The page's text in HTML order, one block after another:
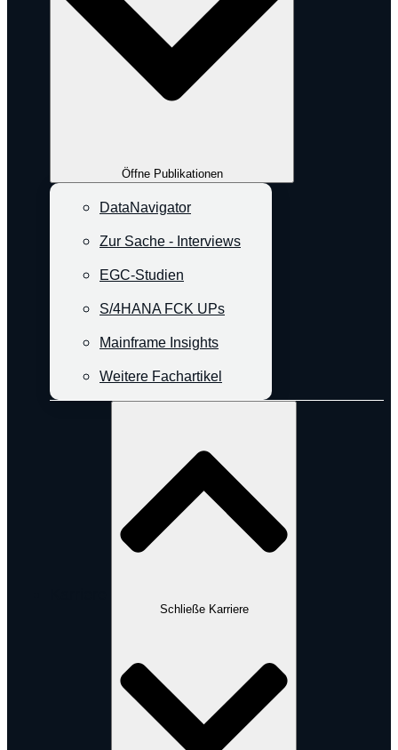
Öffne Publikationen
DataNavigator
Zur Sache - Interviews
EGC-Studien
S/4HANA FCK UPs
Mainframe Insights
Weitere Fachartikel
Schließe Karriere